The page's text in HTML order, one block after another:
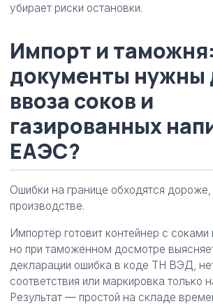
убирает риски остановки.
Импорт и
документы нужны
ввоза соков и
газированных
ЕАЭС?
Ошибки на границе обходятся
производстве.
Импортёр готовит контейнер с соками
но при таможенном досмотре
декларации ошибка в коде ТН ВЭД,
соответствия или маркировка только
Результат — простой на складе